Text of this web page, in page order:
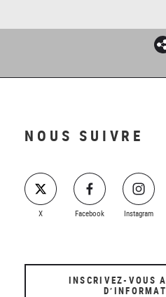
NOUS SUIVRE
X Facebook Instagram
INSCRIVEZ-VOUS